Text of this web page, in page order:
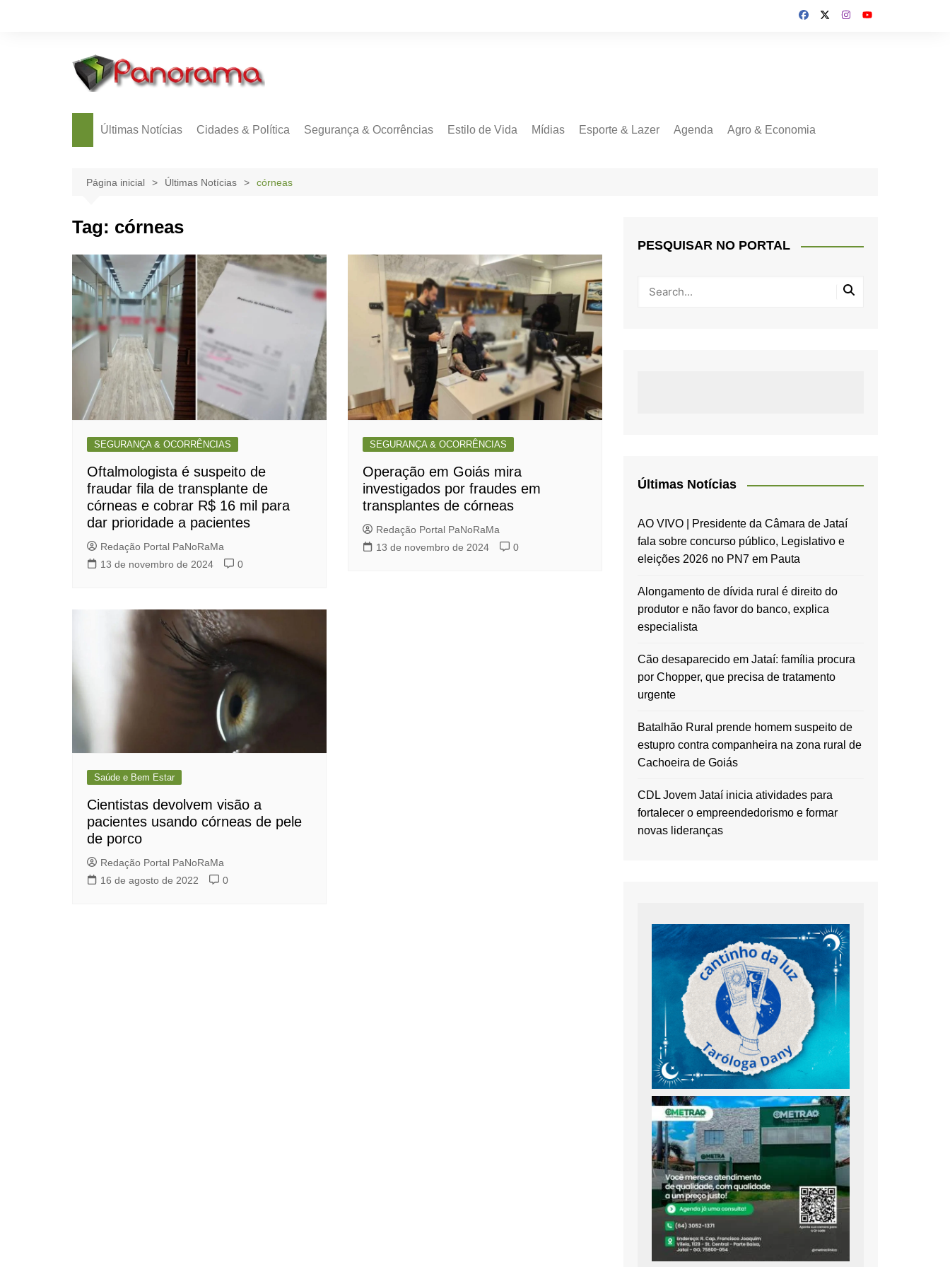
Últimas Notícias Cidades & Política Segurança & Ocorrências Estilo de Vida Mídias Esporte & Lazer Agenda Agro & Economia
Página inicial Últimas Notícias córneas
Tag: córneas
SEGURANÇA & OCORRÊNCIAS
Oftalmologista é suspeito de
fraudar fila de transplante de
córneas e cobrar R$ 16 mil para
dar prioridade a pacientes
Redação Portal PaNoRaMa
13 de novembro de 2024
0
SEGURANÇA & OCORRÊNCIAS
Operação em Goiás mira
investigados por fraudes em
transplantes de córneas
Redação Portal PaNoRaMa
13 de novembro de 2024
0
Saúde e Bem Estar
Cientistas devolvem visão a
pacientes usando córneas de pele
de porco
Redação Portal PaNoRaMa
16 de agosto de 2022
0
PESQUISAR NO PORTAL
Últimas Notícias
AO VIVO | Presidente da Câmara de Jataí
fala sobre concurso público, Legislativo e
eleições 2026 no PN7 em Pauta
Alongamento de dívida rural é direito do
produtor e não favor do banco, explica
especialista
Cão desaparecido em Jataí: família procura
por Chopper, que precisa de tratamento
urgente
Batalhão Rural prende homem suspeito de
estupro contra companheira na zona rural de
Cachoeira de Goiás
CDL Jovem Jataí inicia atividades para
fortalecer o empreendedorismo e formar
novas lideranças